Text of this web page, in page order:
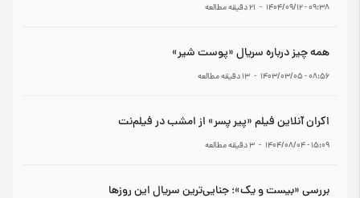
۰۹:۳۸ - ۱۴۰۴/۰۹/۱۲ - ۲۱دقیقه مطالعه
همه چیز درباره سریال «پوست شیر»
۰۸:۵۶ - ۱۴۰۳/۰۳/۰۵ - ۱۳دقیقه مطالعه
اکران آنلاین فیلم «پیر پسر» از امشب در فیلم‌نت
۱۵:۰۹ - ۱۴۰۴/۰۸/۰۴ - ۳دقیقه مطالعه
بررسی «بیست و یک»؛ جنایی‌ترین سریال این روزها